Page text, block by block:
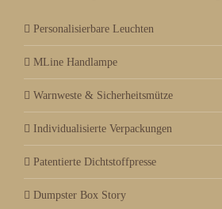
Personalisierbare Leuchten
MLine Handlampe
Warnweste & Sicherheitsmütze
Individualisierte Verpackungen
Patentierte Dichtstoffpresse
Dumpster Box Story